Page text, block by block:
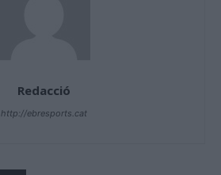
Redacció
http://ebresports.cat